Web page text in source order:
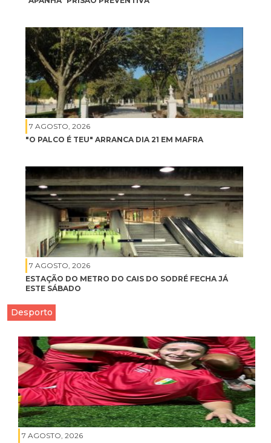
7 AGOSTO, 2026
"O PALCO É TEU" ARRANCA DIA 21 EM MAFRA
7 AGOSTO, 2026
ESTAÇÃO DO METRO DO CAIS DO SODRÉ FECHA JÁ
ESTE SÁBADO
Desporto
7 AGOSTO, 2026